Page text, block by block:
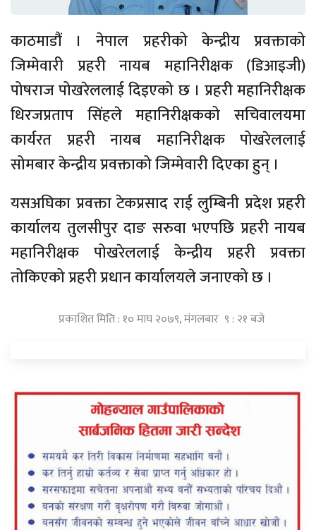
काठमाडौं । नेपाल प्रहरीको केन्द्रीय प्रवक्ताको
जिम्मेवारी प्रहरी नायब महानिरीक्षक (डिआइजी)
पोषराज पोखरेललाई दिइएको छ । प्रहरी महानिरीक्षक
धिरजप्रताप सिंहले महानिरीक्षकको सचिवालयमा
कार्यरत प्रहरी नायब महानिरीक्षक पोखरेललाई
सोमबार केन्द्रीय प्रवक्ताको जिम्मेवारी दिएका हुन् ।
यसअघिका प्रवक्ता टेकप्रसाद राई लुम्बिनी प्रदेश प्रहरी
कार्यालय तुलसीपुर दाङ सरुवा भएपछि प्रहरी नायब
महानिरीक्षक पोखरेललाई केन्द्रीय प्रहरी प्रवक्ता
तोकिएको प्रहरी प्रधान कार्यालयले जनाएको छ ।
प्रकाशित मिति : १० माघ २०७९, मंगलबार ९ : २१ बजे